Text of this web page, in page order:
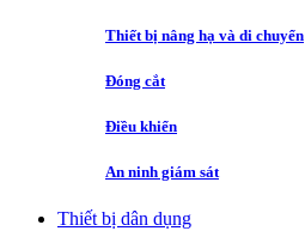
Thiết bị nâng hạ và di chuyển
Đóng cắt
Điều khiển
An ninh giám sát
Thiết bị dân dụng